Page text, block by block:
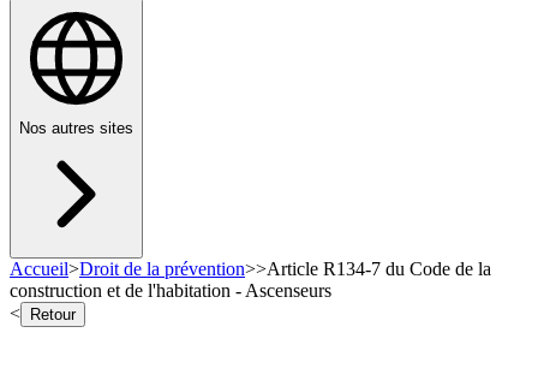
Nos autres sites
Accueil>Droit de la prévention>>Article R134-7 du Code de la
construction et de l'habitation - Ascenseurs
<
Retour